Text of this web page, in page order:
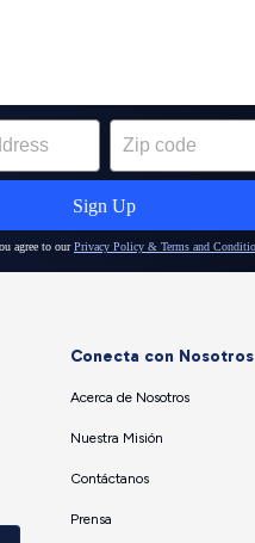
Conecta con Nosotros
Acerca de Nosotros
Nuestra Misión
Contáctanos
Prensa